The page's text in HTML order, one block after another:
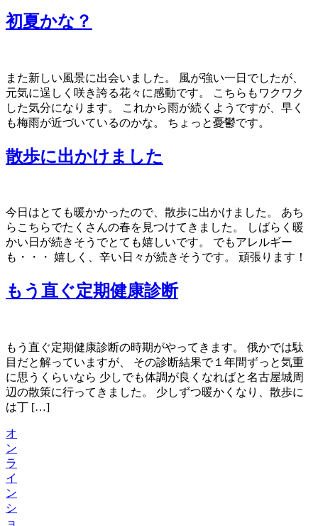
初夏かな？
また新しい風景に出会いました。 風が強い一日でしたが、
元気に逞しく咲き誇る花々に感動です。 こちらもワクワク
した気分になります。 これから雨が続くようですが、早く
も梅雨が近づいているのかな。 ちょっと憂鬱です。
散歩に出かけました
今日はとても暖かかったので、散歩に出かけました。 あち
らこちらでたくさんの春を見つけてきました。 しばらく暖
かい日が続きそうでとても嬉しいです。 でもアレルギー
も・・・ 嬉しく、辛い日々が続きそうです。 頑張ります！
もう直ぐ定期健康診断
もう直ぐ定期健康診断の時期がやってきます。 俄かでは駄
目だと解っていますが、 その診断結果で１年間ずっと気重
に思うくらいなら 少しでも体調が良くなればと名古屋城周
辺の散策に行ってきました。 少しずつ暖かくなり、散歩に
は丁 […]
オ
ン
ラ
イ
ン
シ
ョ